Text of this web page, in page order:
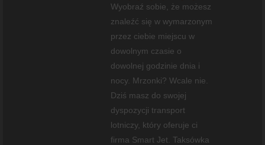
Wyobraź sobie, że możesz
znaleźć się w wymarzonym
przez ciebie miejscu w
dowolnym czasie o
dowolnej godzinie dnia i
nocy. Mrzonki? Wcale nie.
Dziś masz do swojej
dyspozycji transport
lotniczy, który oferuje ci
firma Smart Jet. Taksówka